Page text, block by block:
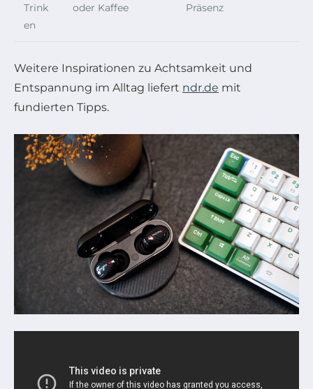
Trink
en
oder Kaffee
Präsenz
Weitere Inspirationen zu Achtsamkeit und
Entspannung im Alltag liefert ndr.de mit
fundierten Tipps.